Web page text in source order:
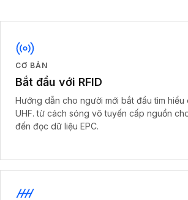
CƠ BẢN
Bắt đầu với RFID
Hướng dẫn cho người mới bắt đầu tìm hiểu
UHF. từ cách sóng vô tuyến cấp nguồn
đến đọc dữ liệu EPC.